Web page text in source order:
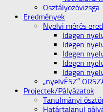
Osztályozóvizsga
Eredmények
Nyelvi mérés
Idegen
Idegen
Idegen
Idegen
Idegen
„nyelvÉSZ”
Projectek/Pályázatok
Tanulmányi
Határtalanul